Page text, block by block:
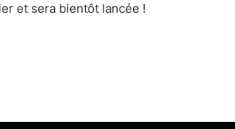
et sera bientôt lancée !